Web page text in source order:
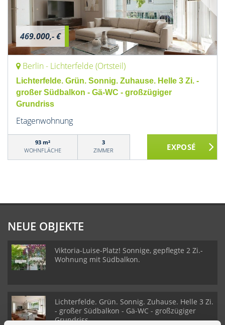
469.000,- €
Berlin - Lichterfelde (Ortsteil)
Lichterfelde. Grün. Sonnig. Zuhause. Helle 3 Zi. -
großer Südbalkon - Gä-WC - großzügiger
Grundriss
Etagenwohnung
93 m²
WOHNFLÄCHE
3
ZIMMER
NEUE OBJEKTE
Viktoria-Luise-Platz! Sonnige, gepflegte 2 Zi.-
Wohnung mit Südbalkon.
Lichterfelde. Grün. Sonnig. Zuhause. Helle 3 Zi.
- großer Südbalkon - Gä-WC - großzügiger
Grundriss